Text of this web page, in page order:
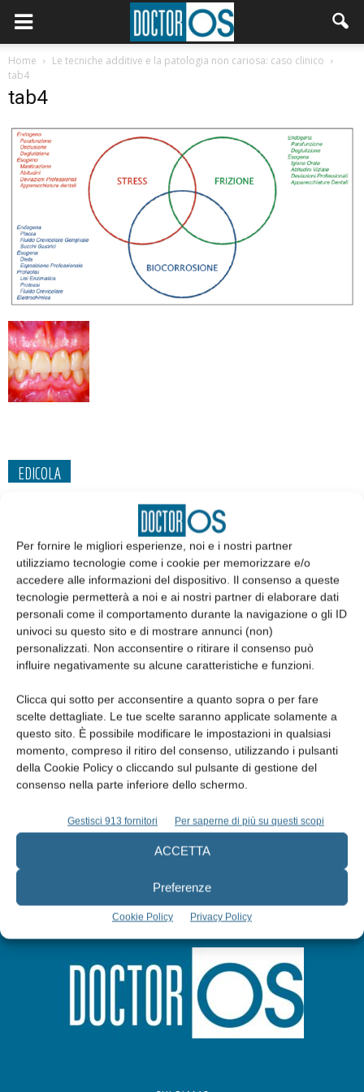
Per fornire le migliori esperienze, noi e i nostri partner
utilizziamo tecnologie come i cookie per memorizzare e/o
accedere alle informazioni del dispositivo. Il consenso a queste
tecnologie permetterà a noi e ai nostri partner di elaborare dati
personali come il comportamento durante la navigazione o gli ID
univoci su questo sito e di mostrare annunci (non)
personalizzati. Non acconsentire o ritirare il consenso può
influire negativamente su alcune caratteristiche e funzioni.
Clicca qui sotto per acconsentire a quanto sopra o per fare
scelte dettagliate. Le tue scelte saranno applicate solamente a
questo sito. È possibile modificare le impostazioni in qualsiasi
momento, compreso il ritiro del consenso, utilizzando i pulsanti
della Cookie Policy o cliccando sul pulsante di gestione del
consenso nella parte inferiore dello schermo.
Gestisci 913 fornitori Per saperne di più su questi scopi
ACCETTA
Preferenze
Cookie Policy Privacy Policy
Home
Le tecniche additive e la patologia non cariosa: caso clinico
tab4
tab4
EDICOLA
Edicola web
Abbonati